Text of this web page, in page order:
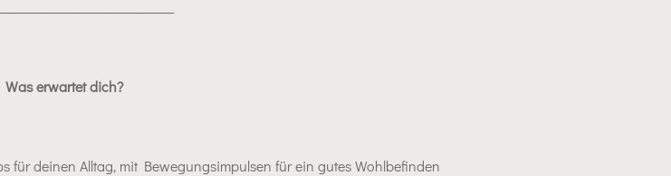
Was erwartet dich?
für deinen Alltag, mit Bewegungsimpulsen für ein gutes Wohlbefinden